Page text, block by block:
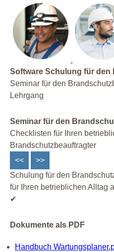
Software Schulung für
Seminar für den
Lehrgang
Seminar für den
Checklisten für Ihren
Brandschutzbeauftragter
<<
>>
Schulung für den
für Ihren betrieblichen Alltag
✔
Dokumente als PDF
Handbuch